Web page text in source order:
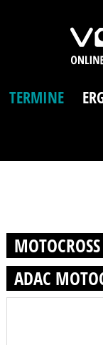
TERMINE